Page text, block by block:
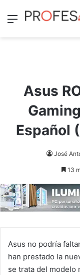
Menú
Asus
Español
José
13
Asus no podría
han prestado la
se trata del modelo